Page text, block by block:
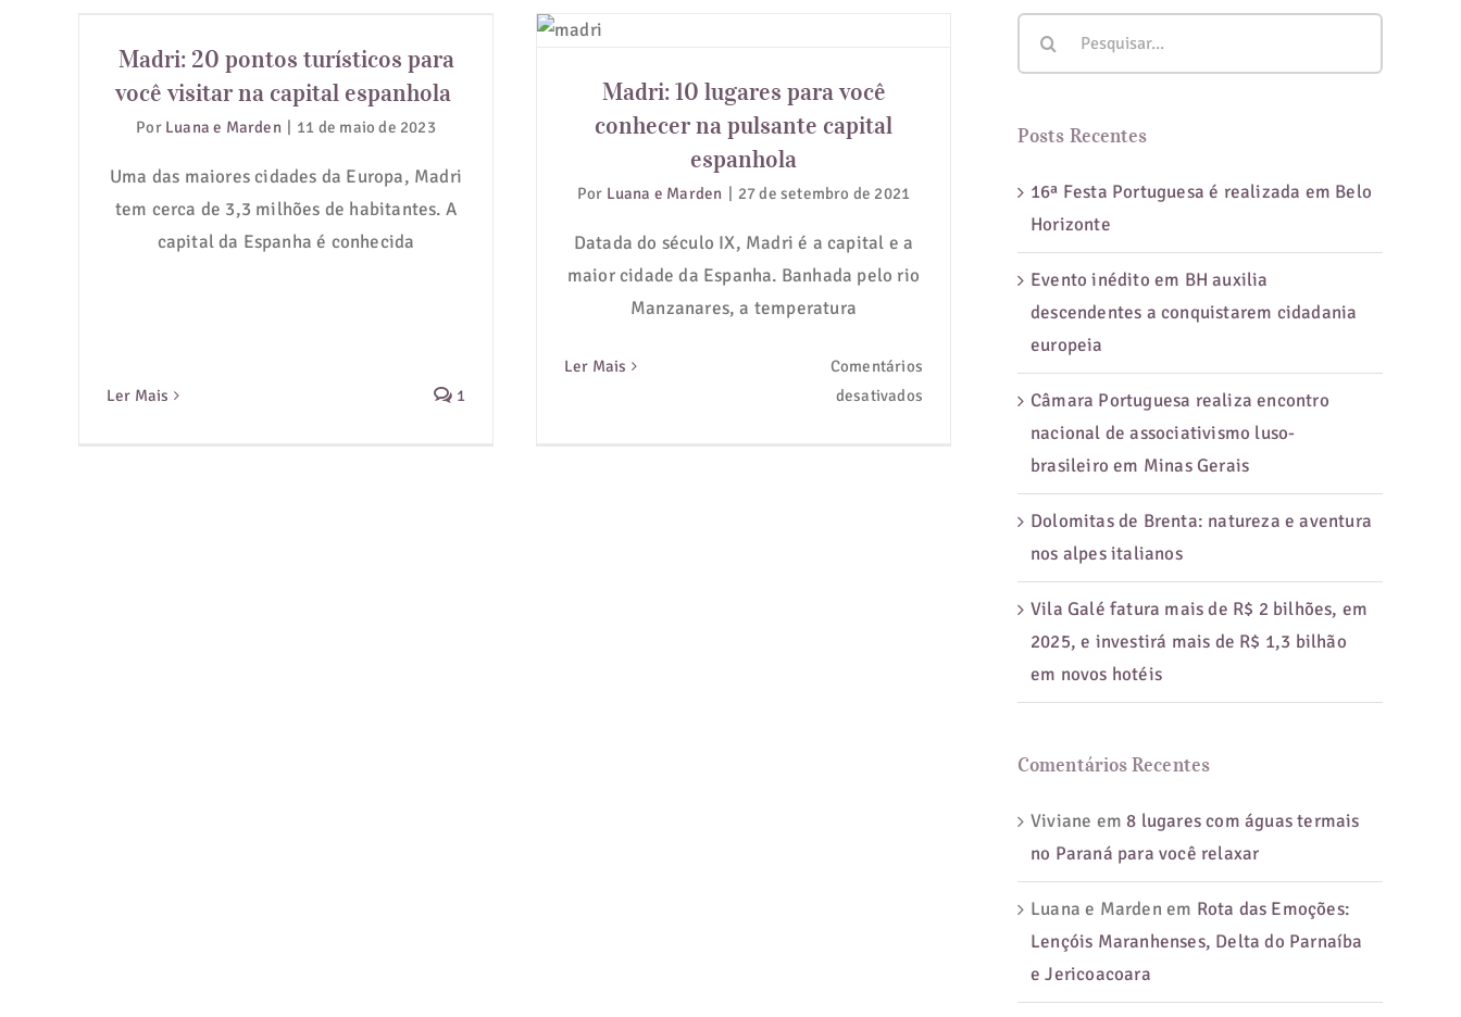
você visitar na capital espanhola
Madri: 20 pontos turísticos para
você visitar na capital espanhola
Por Luana e Marden | 11 de maio de 2023
Uma das maiores cidades da Europa, Madri
tem cerca de 3,3 milhões de habitantes. A
capital da Espanha é conhecida
Ler Mais 1
espanhola
Madri: 10 lugares para você
conhecer na pulsante capital
espanhola
Por Luana e Marden | 27 de setembro de 2021
Datada do século IX, Madri é a capital e a
maior cidade da Espanha. Banhada pelo rio
Manzanares, a temperatura
Ler Mais
Comentários
desativados
Posts Recentes
16ª Festa Portuguesa é realizada em Belo
Horizonte
Evento inédito em BH auxilia
descendentes a conquistarem cidadania
europeia
Câmara Portuguesa realiza encontro
nacional de associativismo luso-
brasileiro em Minas Gerais
Dolomitas de Brenta: natureza e aventura
nos alpes italianos
Vila Galé fatura mais de R$ 2 bilhões, em
2025, e investirá mais de R$ 1,3 bilhão
em novos hotéis
Comentários Recentes
Viviane em 8 lugares com águas termais
no Paraná para você relaxar
Luana e Marden em Rota das Emoções:
Lençóis Maranhenses, Delta do Parnaíba
e Jericoacoara